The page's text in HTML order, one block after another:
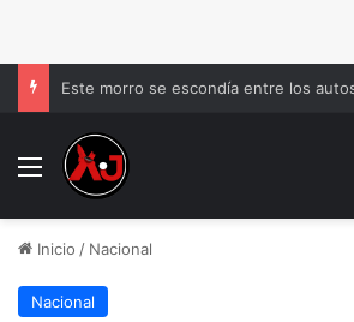
Este morro se escondía entre los
Menu
Inicio / Nacional
Nacional